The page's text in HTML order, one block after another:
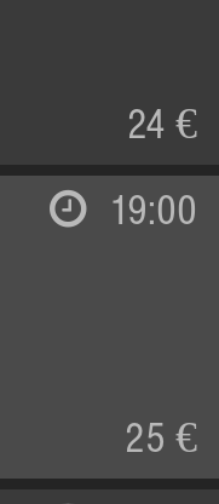
24 €
19:00
25 €